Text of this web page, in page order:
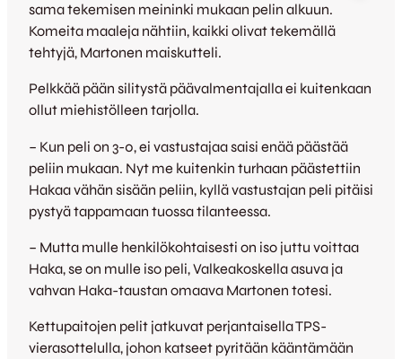
sama tekemisen meininki mukaan pelin alkuun.
Komeita maaleja nähtiin, kaikki olivat tekemällä
tehtyjä, Martonen maiskutteli.
Pelkkää pään silitystä päävalmentajalla ei kuitenkaan
ollut miehistölleen tarjolla.
– Kun peli on 3-0, ei vastustajaa saisi enää päästää
peliin mukaan. Nyt me kuitenkin turhaan päästettiin
Hakaa vähän sisään peliin, kyllä vastustajan peli pitäisi
pystyä tappamaan tuossa tilanteessa.
– Mutta mulle henkilökohtaisesti on iso juttu voittaa
Haka, se on mulle iso peli, Valkeakoskella asuva ja
vahvan Haka-taustan omaava Martonen totesi.
Kettupaitojen pelit jatkuvat perjantaisella TPS-
vierasottelulla, johon katseet pyritään kääntämään